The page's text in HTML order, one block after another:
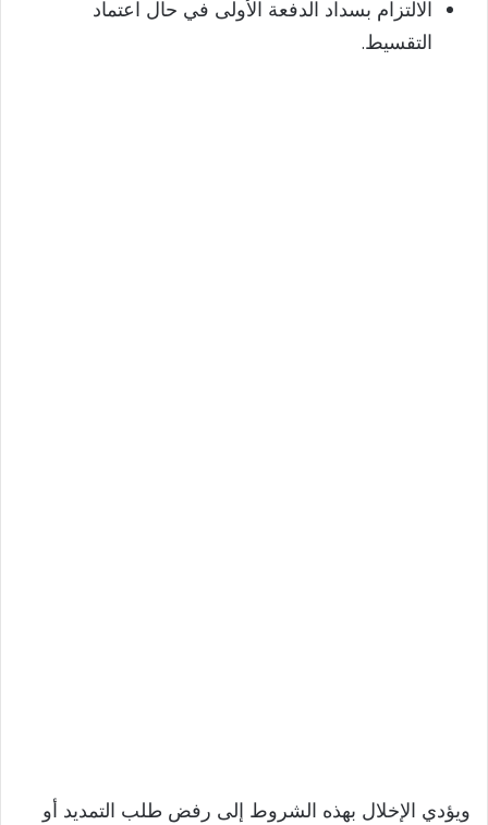
الالتزام بسداد الدفعة الأولى في حال اعتماد
التقسيط.
ويؤدي الإخلال بهذه الشروط إلى رفض طلب التمديد أو